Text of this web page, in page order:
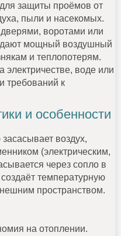
защиты проёмов от
пыли и насекомых.
воротами или
мощный воздушный
и теплопотерям.
электричестве, воде или
требований к
и особенности
воздух,
(электрическим,
через сопло в
температурную
пространством.
на отоплении.